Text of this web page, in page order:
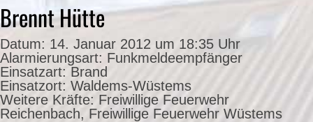
Brennt Hütte
Datum: 14. Januar 2012 um 18:35 Uhr
Alarmierungsart: Funkmeldeempfänger
Einsatzart: Brand
Einsatzort: Waldems-Wüstems
Weitere Kräfte: Freiwillige Feuerwehr
Reichenbach, Freiwillige Feuerwehr Wüstems